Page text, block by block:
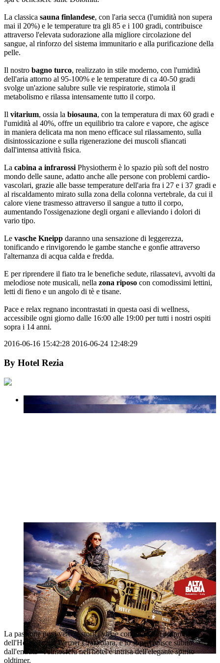
La classica sauna finlandese, con l'aria secca (l'umidità non supera
mai il 20%) e le temperature tra gli 85 e i 100 gradi, contribuisce
attraverso l'elevata sudorazione alla migliore circolazione del
sangue, al rinforzo del sistema immunitario e alla purificazione della
pelle.
Il nostro bagno turco, realizzato in stile moderno, con l'umidità
dell'aria attorno al 95-100% e le temperature di ca 40-50 gradi
svolge un'azione salubre sulle vie respiratorie, stimola il
metabolismo e rilassa intensamente tutto il corpo.
Il vitarium, ossia la biosauna, con la temperatura di max 60 gradi e
l'umidità al 40%, offre un equilibrio tra calore e vapore, che agisce
in maniera delicata ma non meno efficace sul rilassamento, sulla
disintossicazione e sulla rigenerazione dei muscoli sfiancati
dall'intensa attività fisica.
La cabina a infrarossi Physiotherm è lo spazio più soft del nostro
mondo delle saune, adatto anche alle persone con problemi cardio-
vascolari, grazie alle basse temperature dell'aria fra i 27 e i 37 gradi e
al riscaldamento mirato sulla zona della colonna vertebrale, da cui il
calore viene trasmesso attraverso il sangue a tutto il corpo,
aumentando l'ossigenazione degli organi e alleviando i dolori di
vario tipo.
Le vasche Kneipp daranno una sensazione di leggerezza,
tonificando e rinvigorendo le gambe stanche e gonfie attraverso
l'alternanza di acqua calda e fredda.
E per riprendere il fiato tra le benefiche sedute, rilassatevi, avvolti da
melodiose note musicali, nella zona riposo con comodissimi lettini,
letti di fieno e un angolo di tè e tisane.
Pace e relax regnano incontrastati in questa oasi di wellness,
accessibile ogni giorno dalle 16:00 alle 19:00 per tutti i nostri ospiti
sopra i 14 anni.
2016-06-16 15:42:28 2016-06-24 12:48:29
By Hotel Rezia
La passione per i veicoli storici viene condivisa dal proprietario
dell'Hotel Rezia, Werner Crazzolara, e lo si percepisce subito
dall'entrata - l'atmosfera nell'hotel è intrisa dell'elegante spirito
oldtimer.